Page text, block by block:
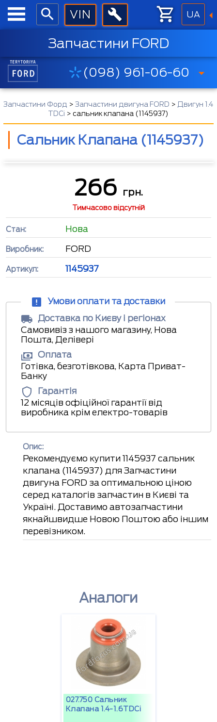
UA
Запчастини FORD
(098) 961-06-60
Запчастини Форд >Запчастини двигуна FORD > Двигун 1.4
TDCi > сальник клапана (1145937)
Сальник Клапана (1145937)
266 грн.
Тимчасово відсутній
Стан: Нова
Виробник: FORD
Артикул: 1145937
Умови оплати та доставки
Доставка по Києву і регіонах
Самовивіз з нашого магазину, Нова
Пошта, Делівері
Оплата
Готівка, безготівкова, Карта Приват-
Банку
Гарантія
12 місяців офіційної гарантії від
виробника крім електро-товарів
Опис:
Рекомендуємо купити 1145937 сальник
клапана (1145937) для Запчастини
двигуна FORD за оптимальною ціною
серед каталогів запчастин в Києві та
Україні. Доставимо автозапчастини
якнайшвидше Новою Поштою або іншим
перевізником.
Аналоги
027.750 Сальник
Клапана 1.4-1.6TDCi